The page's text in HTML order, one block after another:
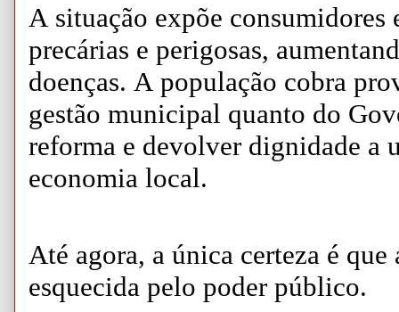
A situação expõe consumidores
precárias e perigosas,
doenças. A população cobra
gestão municipal quanto do
reforma e devolver dignidade a
economia local.
Até agora, a única certeza é
esquecida pelo poder público.